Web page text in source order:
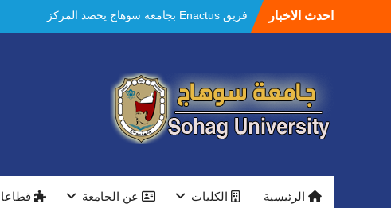
احدث الاخبار
فريق Enactus بجامعة سوهاج يحصد المركز
الاول في الابتكار وتمكين المراة والمركز الثاني
مستشفيات سوهاج الجامعية تحقق إنجازًا طبيًا
جديدًا و تنجح في علاج 3 حالات أكالازيا بتقنية
POEM دون جراحة .
النعماني يلتقي بمدير امن سوهاج الجديد لتقديم
بمعرض الاكاديمية العسكريه علي هامش
الرئيسية الكليات عن الجامعة